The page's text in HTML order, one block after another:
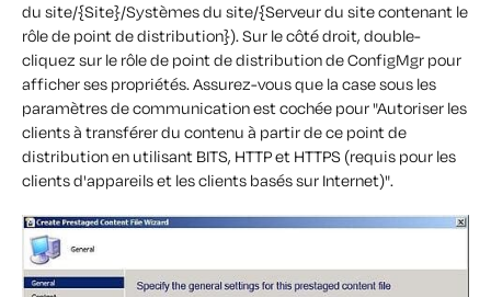
du site/{Site}/Systèmes du site/{Serveur du site contenant le
rôle de point de distribution}). Sur le côté droit, double-
cliquez sur le rôle de point de distribution de ConfigMgr pour
afficher ses propriétés. Assurez-vous que la case sous les
paramètres de communication est cochée pour "Autoriser les
clients à transférer du contenu à partir de ce point de
distribution en utilisant BITS, HTTP et HTTPS (requis pour les
clients d'appareils et les clients basés sur Internet)".